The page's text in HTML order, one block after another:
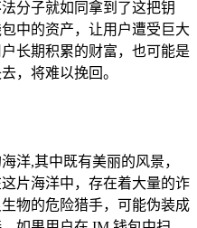
分子就如同拿到了这把钥
中的资产，让用户遭受巨大
长期积累的财富，也可能是
，将难以挽回。
洋,其中既有美丽的风景，
片海洋中，存在着大量的诈
物的危险猎手，可能伪装成